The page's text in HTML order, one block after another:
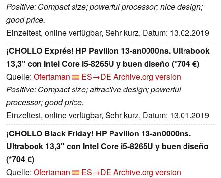
Positive: Compact size; powerful processor; nice design;
good price.
Einzeltest, online verfügbar, Sehr kurz, Datum: 13.02.2019
¡CHOLLO Exprés! HP Pavilion 13-an0000ns. Ultrabook
13,3" con Intel Core i5-8265U y buen diseño (*704 €)
Quelle: Ofertaman ES→DE Archive.org version
Positive: Compact size; attractive design; powerful
processor; good price.
Einzeltest, online verfügbar, Sehr kurz, Datum: 13.01.2019
¡CHOLLO Black Friday! HP Pavilion 13-an0000ns.
Ultrabook 13,3" con Intel Core i5-8265U y buen diseño
(*704 €)
Quelle: Ofertaman ES→DE Archive.org version